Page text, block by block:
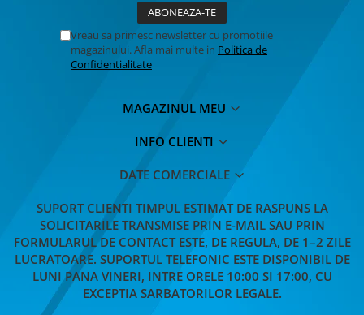
Vreau sa primesc newsletter cu promotiile
magazinului. Afla mai multe in Politica de
Confidentialitate
MAGAZINUL MEU
INFO CLIENTI
DATE COMERCIALE
SUPORT CLIENTI TIMPUL ESTIMAT DE RASPUNS LA
SOLICITARILE TRANSMISE PRIN E-MAIL SAU PRIN
FORMULARUL DE CONTACT ESTE, DE REGULA, DE 1–2 ZILE
LUCRATOARE. SUPORTUL TELEFONIC ESTE DISPONIBIL DE
LUNI PANA VINERI, INTRE ORELE 10:00 SI 17:00, CU
EXCEPTIA SARBATORILOR LEGALE.